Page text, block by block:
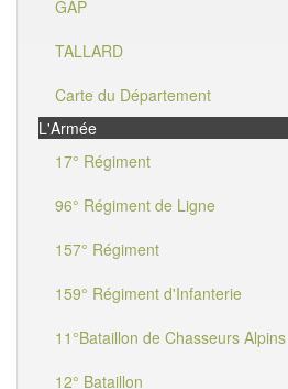
GAP
TALLARD
Carte du Département
L'Armée
17° Régiment
96° Régiment de Ligne
157° Régiment
159° Régiment d'Infanterie
11°Bataillon de Chasseurs Alpins
12° Bataillon